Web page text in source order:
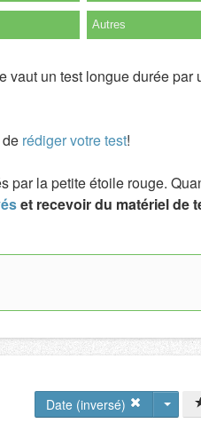
Autres
vaut un test longue durée par
rédiger votre test!
par la petite étoile rouge.
et recevoir du matériel de
Date (inversé)